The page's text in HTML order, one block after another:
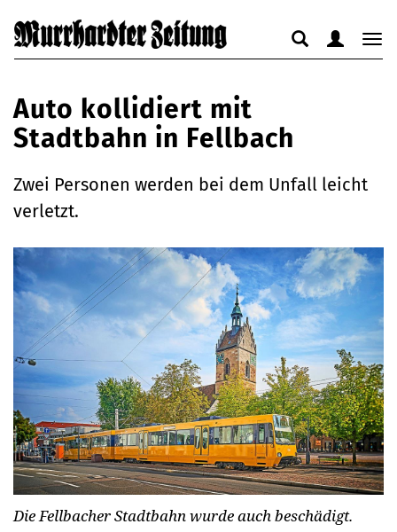
anzeigen
Suche
anzeigen
Auto kollidiert mit
Stadtbahn in Fellbach
Zwei Personen werden bei dem Unfall leicht
verletzt.
Die Fellbacher Stadtbahn wurde auch beschädigt.